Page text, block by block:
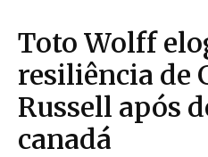
Toto Wolff
resiliência de
Russell após
canadá